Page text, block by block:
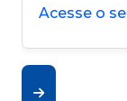
Acesse o